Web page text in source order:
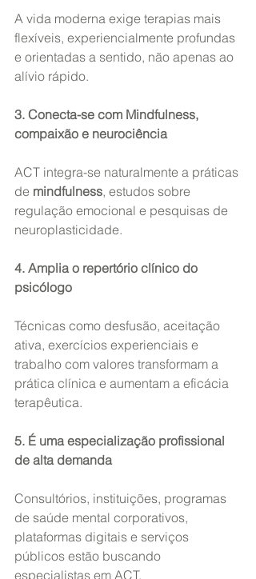
A vida moderna exige terapias mais
flexíveis, experiencialmente profundas
e orientadas a sentido, não apenas ao
alívio rápido.
3. Conecta-se com Mindfulness,
compaixão e neurociência
ACT integra-se naturalmente a práticas
de mindfulness, estudos sobre
regulação emocional e pesquisas de
neuroplasticidade.
4. Amplia o repertório clínico do
psicólogo
Técnicas como desfusão, aceitação
ativa, exercícios experienciais e
trabalho com valores transformam a
prática clínica e aumentam a eficácia
terapêutica.
5. É uma especialização profissional
de alta demanda
Consultórios, instituições, programas
de saúde mental corporativos,
plataformas digitais e serviços
públicos estão buscando
especialistas em ACT.